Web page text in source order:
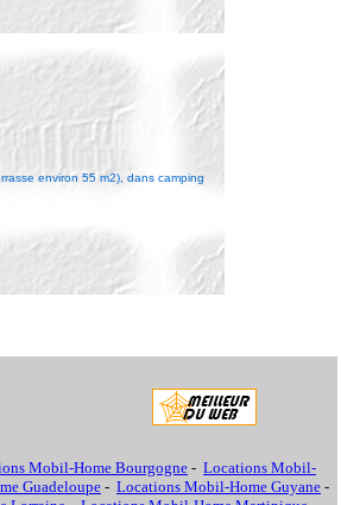
environ 55 m2), dans camping
Mobil-Home Bourgogne - Locations Mobil-
Guadeloupe- Locations Mobil-Home Guyane -